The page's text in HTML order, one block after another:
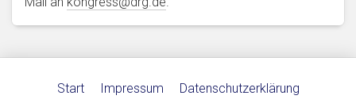
Start Impressum Datenschutzerklärung